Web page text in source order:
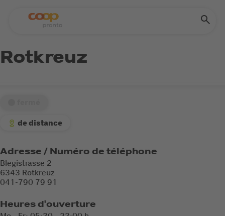
Rotkreuz
de distance
Adresse / Numéro de téléphone
Blegistrasse 2
6343 Rotkreuz
041-790 79 91
Heures d'ouverture